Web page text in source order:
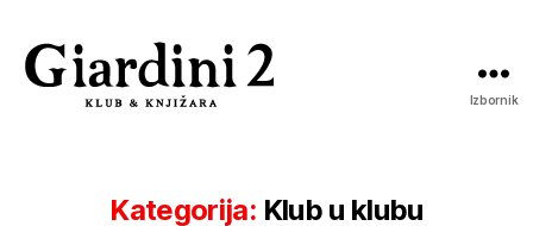
Izbornik
Kategorija: Klub u klubu